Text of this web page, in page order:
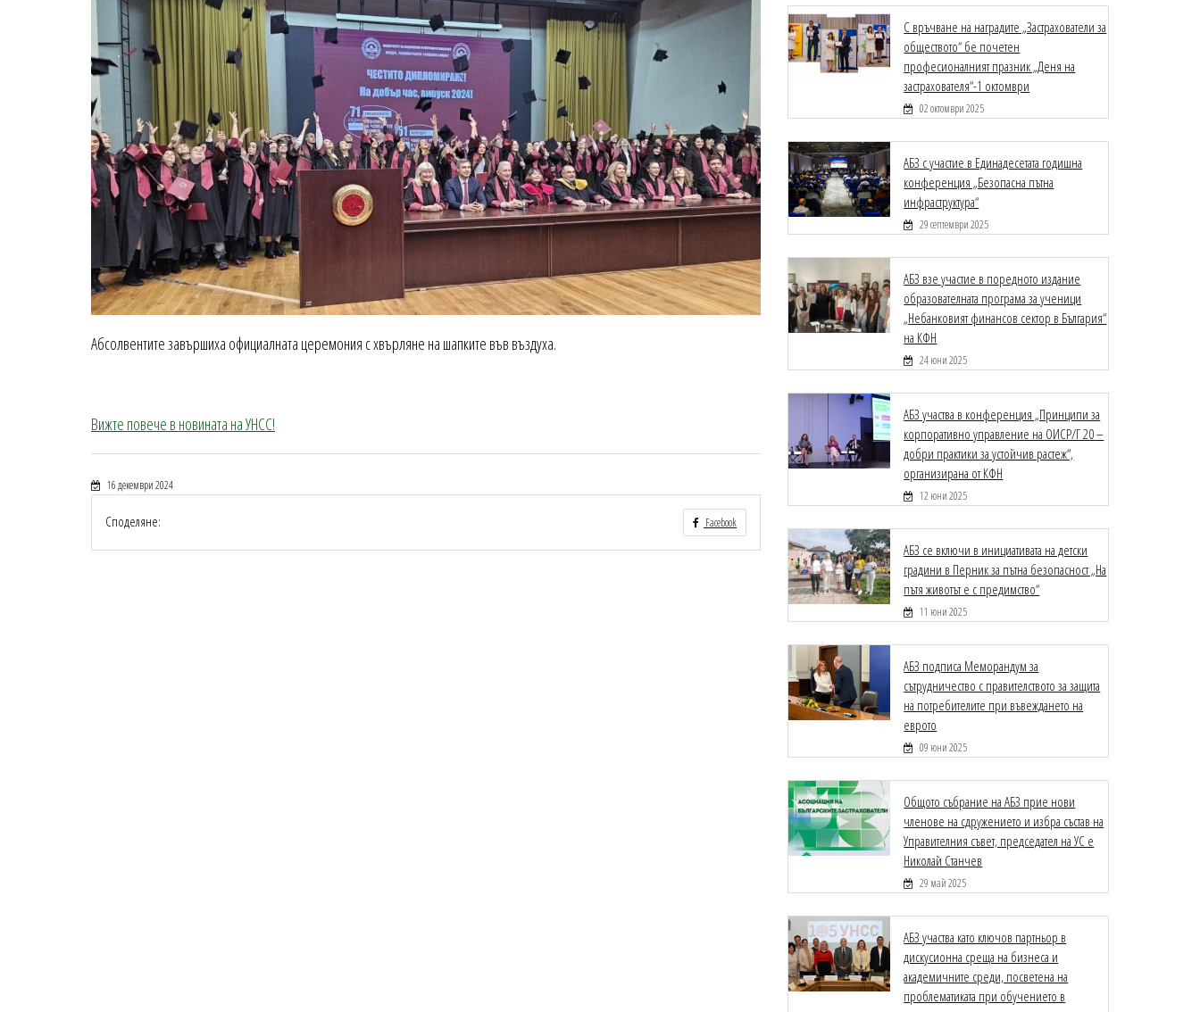
Абсолвентите завършиха официалната церемония с хвърляне на шапките във въздуха.
Вижте повече в новината на УНСС!
16 декември 2024
Споделяне: Facebook
С връчване на наградите „Застрахователи за
обществото“ бе почетен
професионалният празник „Деня на
застрахователя“-1 октомври
02 октомври 2025
АБЗ с участие в Единадесетата годишна
конференция „Безопасна пътна
инфраструктура“
29 септември 2025
АБЗ взе участие в поредното издание
образователната програма за ученици
„Небанковият финансов сектор в България“
на КФН
24 юни 2025
АБЗ участва в конференция „Принципи за
корпоративно управление на ОИСР/Г 20 –
добри практики за устойчив растеж“,
организирана от КФН
12 юни 2025
АБЗ се включи в инициативата на детски
градини в Перник за пътна безопасност „На
пътя животът е с предимство“
11 юни 2025
АБЗ подписа Меморандум за
сътрудничество с правителството за защита
на потребителите при въвеждането на
еврото
09 юни 2025
Общото събрание на АБЗ прие нови
членове на сдружението и избра състав на
Управителния съвет, председател на УС е
Николай Станчев
29 май 2025
АБЗ участва като ключов партньор в
дискусионна среща на бизнеса и
академичните среди, посветена на
проблематиката при обучението в